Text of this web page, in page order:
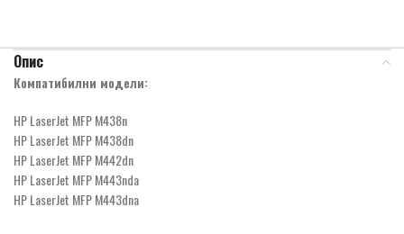
Опис
Компатибилни модели:
HP LaserJet MFP M438n
HP LaserJet MFP M438dn
HP LaserJet MFP M442dn
HP LaserJet MFP M443nda
HP LaserJet MFP M443dna